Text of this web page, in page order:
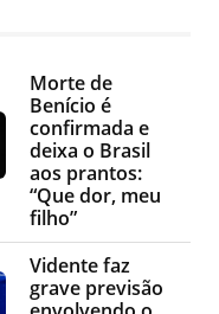
Morte de
Benício é
confirmada e
deixa o Brasil
aos prantos:
“Que dor, meu
filho”
Vidente faz
grave previsão